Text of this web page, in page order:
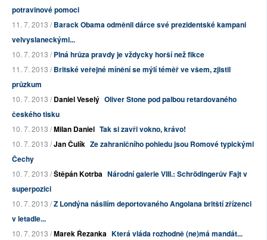
potravinové pomoci
11. 7. 2013 /Barack Obama odměnil dárce své prezidentské kampani
velvyslaneckými...
10. 7. 2013 /Plná hrůza pravdy je vždycky horší než fikce
11. 7. 2013 /Britské veřejné mínění se mýlí téměř ve všem, zjistil
průzkum
10. 7. 2013 /Daniel Veselý Oliver Stone pod palbou retardovaného
českého tisku
10. 7. 2013 /Milan Daniel Tak si zavři vokno, krávo!
10. 7. 2013 /Jan Čulík Ze zahraničního pohledu jsou Romové typickými
Čechy
10. 7. 2013 /Štěpán Kotrba Národní galerie VIII.: Schrödingerův Fajt v
superpozici
10. 7. 2013 /Z Londýna násilím deportovaného Angolana britští zřízenci
v letadle...
10. 7. 2013 /Marek Řezanka Která vláda rozhodně (ne)má mandát...